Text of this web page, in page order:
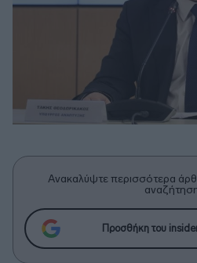
Ανακαλύψτε περισσότερα
Προσθήκη του